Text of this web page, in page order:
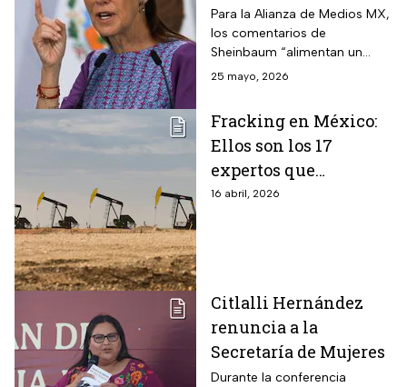
llamado de
Sheinbaum a no ver
TV Azteca
Para la Alianza de Medios MX,
los comentarios de
Sheinbaum “alimentan un
ambiente adverso” para el
25 mayo, 2026
Fracking en México:
Ellos son los 17
expertos que
evaluarán su impacto
16 abril, 2026
Citlalli Hernández
renuncia a la
Secretaría de Mujeres
Durante la conferencia